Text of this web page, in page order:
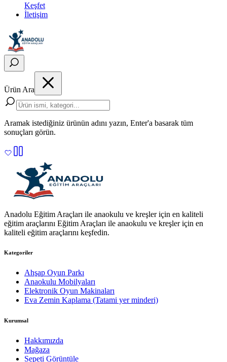
Keşfet
İletişim
Ürün Ara
Aramak istediğiniz ürünün adını yazın, Enter'a basarak tüm
sonuçları görün.
Anadolu Eğitim Araçları ile anaokulu ve kreşler için en kaliteli
eğitim araçlarını Eğitim Araçları ile anaokulu ve kreşler için en
kaliteli eğitim araçlarını keşfedin.
Kategoriler
Ahşap Oyun Parkı
Anaokulu Mobilyaları
Elektronik Oyun Makinaları
Eva Zemin Kaplama (Tatami yer minderi)
Kurumsal
Hakkımızda
Mağaza
Sepeti Görüntüle